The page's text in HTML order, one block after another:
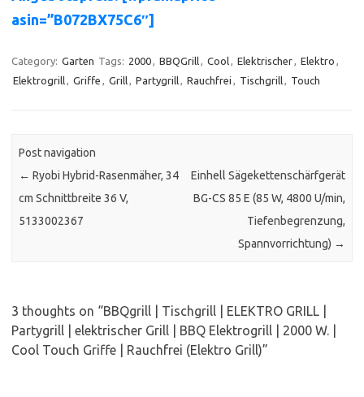
asin=”B072BX75C6″]
Category: Garten Tags: 2000 BBQGrill Cool Elektrischer Elektro
Elektrogrill
Griffe Grill Partygrill Rauchfrei Tischgrill Touch
Post navigation
← Ryobi Hybrid-Rasenmäher, 34
cm Schnittbreite 36 V,
5133002367
Einhell Sägekettenschärfgerät
BG-CS 85 E (85 W, 4800 U/min,
Tiefenbegrenzung,
Spannvorrichtung) →
3 thoughts on “BBQgrill | Tischgrill | ELEKTRO GRILL |
Partygrill | elektrischer Grill | BBQ Elektrogrill | 2000 W. |
Cool Touch Griffe | Rauchfrei (Elektro Grill)”